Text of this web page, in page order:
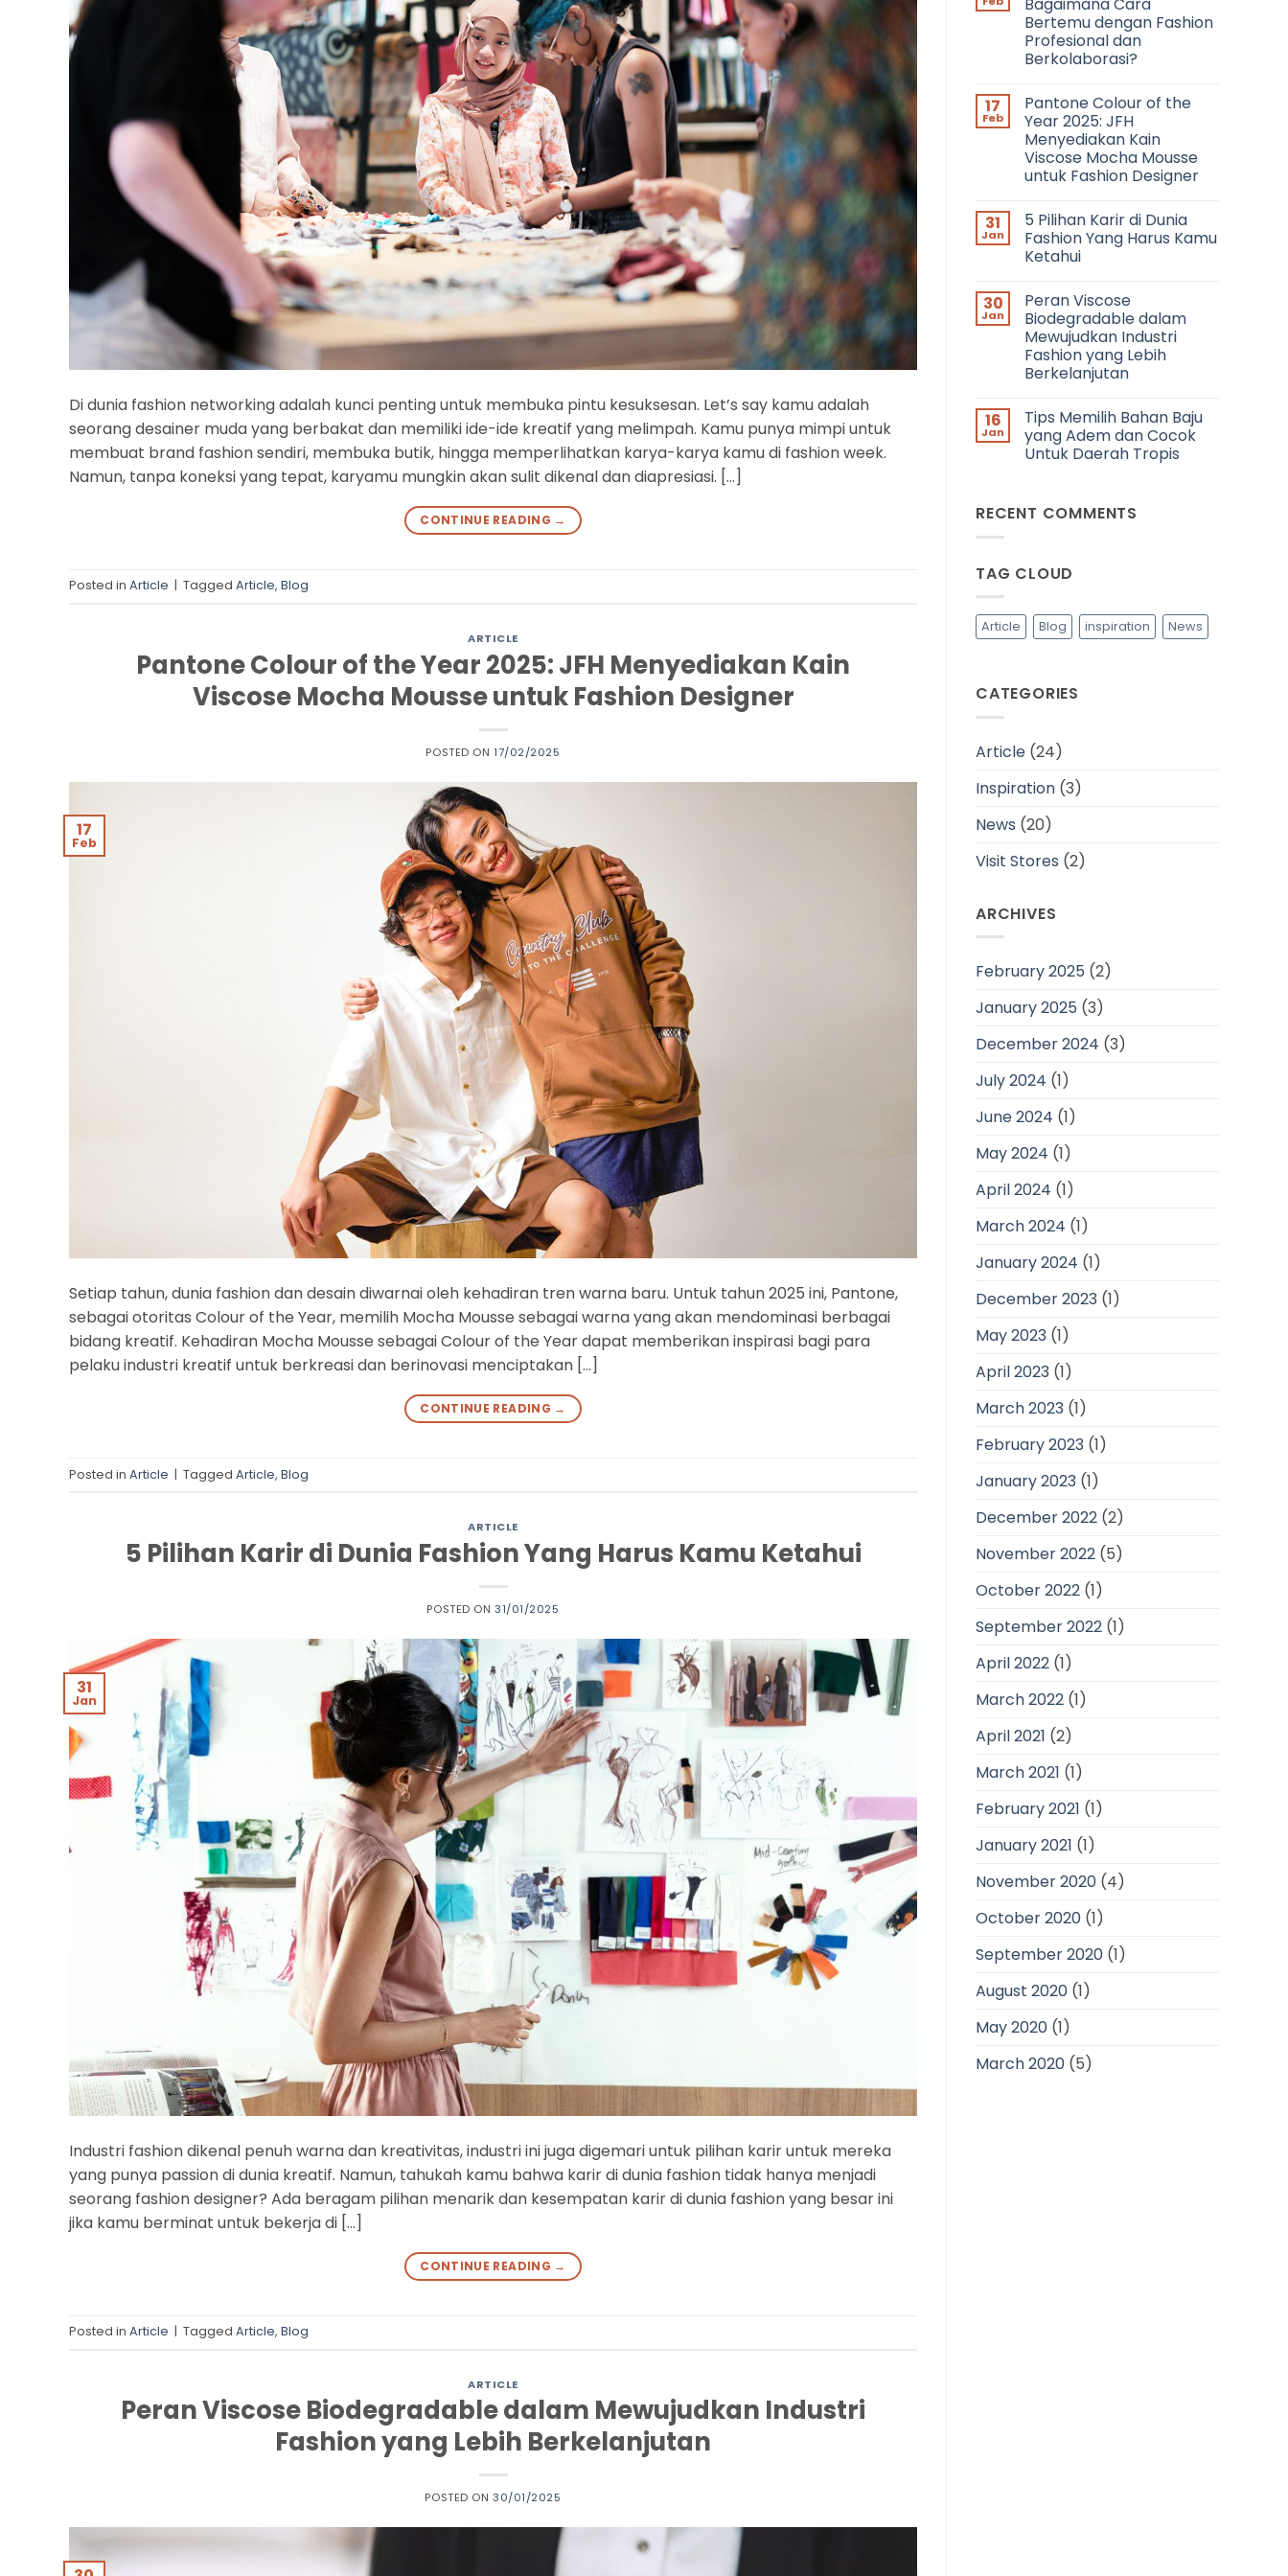
Di dunia fashion networking adalah kunci penting untuk membuka pintu kesuksesan. Let’s say kamu adalah
seorang desainer muda yang berbakat dan memiliki ide-ide kreatif yang melimpah. Kamu punya mimpi untuk
membuat brand fashion sendiri, membuka butik, hingga memperlihatkan karya-karya kamu di fashion week.
Namun, tanpa koneksi yang tepat, karyamu mungkin akan sulit dikenal dan diapresiasi. […]
CONTINUE READING →
Posted in Article | Tagged Article, Blog
ARTICLE
Pantone Colour of the Year 2025: JFH Menyediakan Kain
Viscose Mocha Mousse untuk Fashion Designer
POSTED ON 17/02/2025
17
Feb
Setiap tahun, dunia fashion dan desain diwarnai oleh kehadiran tren warna baru. Untuk tahun 2025 ini, Pantone,
sebagai otoritas Colour of the Year, memilih Mocha Mousse sebagai warna yang akan mendominasi berbagai
bidang kreatif. Kehadiran Mocha Mousse sebagai Colour of the Year dapat memberikan inspirasi bagi para
pelaku industri kreatif untuk berkreasi dan berinovasi menciptakan […]
CONTINUE READING →
Posted in Article | Tagged Article, Blog
ARTICLE
5 Pilihan Karir di Dunia Fashion Yang Harus Kamu Ketahui
POSTED ON 31/01/2025
31
Jan
Industri fashion dikenal penuh warna dan kreativitas, industri ini juga digemari untuk pilihan karir untuk mereka
yang punya passion di dunia kreatif. Namun, tahukah kamu bahwa karir di dunia fashion tidak hanya menjadi
seorang fashion designer? Ada beragam pilihan menarik dan kesempatan karir di dunia fashion yang besar ini
jika kamu berminat untuk bekerja di […]
CONTINUE READING →
Posted in Article | Tagged Article, Blog
ARTICLE
Peran Viscose Biodegradable dalam Mewujudkan Industri
Fashion yang Lebih Berkelanjutan
POSTED ON 30/01/2025
Bagaimana Cara
Bertemu dengan Fashion
Profesional dan
Berkolaborasi?
on
Networking
in
Fashion:
Bagaimana
Cara
Bertemu
Profesional
dan
Berkolaborasi?
17
Feb
Pantone Colour of the
Year 2025: JFH
Menyediakan Kain
Viscose Mocha Mousse
untuk Fashion Designer
on
Pantone
Colour
of
2025:
JFH
Menyediakan
Kain
Viscose
Mocha
Mousse
untuk
31
Jan
5 Pilihan Karir di Dunia
Fashion Yang Harus Kamu
Ketahui
on
5
Pilihan
Karir
di
Dunia
Fashion
Kamu
Ketahui
30
Jan
Peran Viscose
Biodegradable dalam
Mewujudkan Industri
Fashion yang Lebih
Berkelanjutan
on
Peran
Viscose
Biodegradable
Fashion
yang
16
Jan
Tips Memilih Bahan Baju
yang Adem dan Cocok
Untuk Daerah Tropis
Tips
Memilih
Adem
Daerah
Tropis
RECENT COMMENTS
TAG CLOUD
Article Blog inspiration News
CATEGORIES
Article (24)
Inspiration (3)
News (20)
Visit Stores (2)
ARCHIVES
February 2025 (2)
January 2025 (3)
December 2024 (3)
July 2024 (1)
June 2024 (1)
May 2024 (1)
April 2024 (1)
March 2024 (1)
January 2024 (1)
December 2023 (1)
May 2023 (1)
April 2023 (1)
March 2023 (1)
February 2023 (1)
January 2023 (1)
December 2022 (2)
November 2022 (5)
October 2022 (1)
September 2022 (1)
April 2022 (1)
March 2022 (1)
April 2021 (2)
March 2021 (1)
February 2021 (1)
January 2021 (1)
November 2020 (4)
October 2020 (1)
September 2020 (1)
August 2020 (1)
May 2020 (1)
March 2020 (5)